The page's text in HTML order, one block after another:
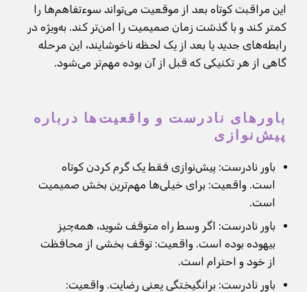
این مراقبت کوتاه بعد از موقعیت می‌تواند سوءتفاهم‌ها را
کمتر کند و با گذشت زمان صمیمیت را امن‌تر کند. به‌ویژه در
رابطه‌های جدید یا بعد از یک لحظه ناخوشایند، این مرحله
گاهی از هر تکنیکی که قبل از آن بوده مهم‌تر می‌شود.
باورهای نادرست و واقعیت‌ها درباره
پیش‌نوازی
باور نادرست: پیش‌نوازی فقط یک گرم کردن کوتاه
است. واقعیت: برای خیلی‌ها مهم‌ترین بخش صمیمیت
است.
باور نادرست: اگر وسط راه متوقف شوید، همه‌چیز
بیهوده بوده است. واقعیت: توقف بخشی از محافظت
از خود و احترام است.
باور نادرست: برانگیختگی یعنی رضایت. واقعیت: